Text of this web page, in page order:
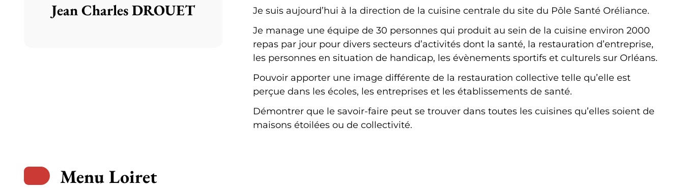
Jean Charles DROUET
Je suis aujourd’hui à la direction de la cuisine centrale du site du Pôle Santé Oréliance.
Je manage une équipe de 30 personnes qui produit au sein de la cuisine environ 2000
repas par jour pour divers secteurs d’activités dont la santé, la restauration d’entreprise,
les personnes en situation de handicap, les évènements sportifs et culturels sur Orléans.
Pouvoir apporter une image différente de la restauration collective telle qu’elle est
perçue dans les écoles, les entreprises et les établissements de santé.
Démontrer que le savoir-faire peut se trouver dans toutes les cuisines qu’elles soient de
maisons étoilées ou de collectivité.
Menu Loiret